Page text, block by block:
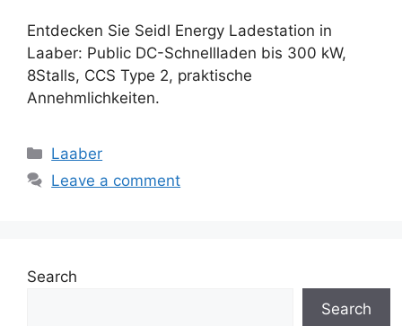
Entdecken Sie Seidl Energy Ladestation in
Laaber: Public DC-Schnellladen bis 300 kW,
8Stalls, CCS Type 2, praktische
Annehmlichkeiten.
Categories
Laaber
Leave a comment
Search
Search